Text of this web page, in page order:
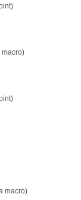
macro)